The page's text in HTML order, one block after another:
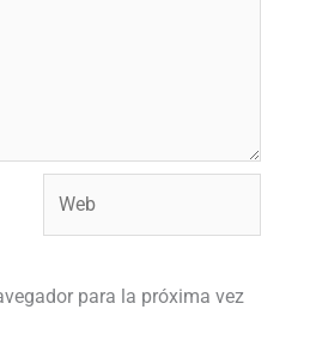
para la próxima vez